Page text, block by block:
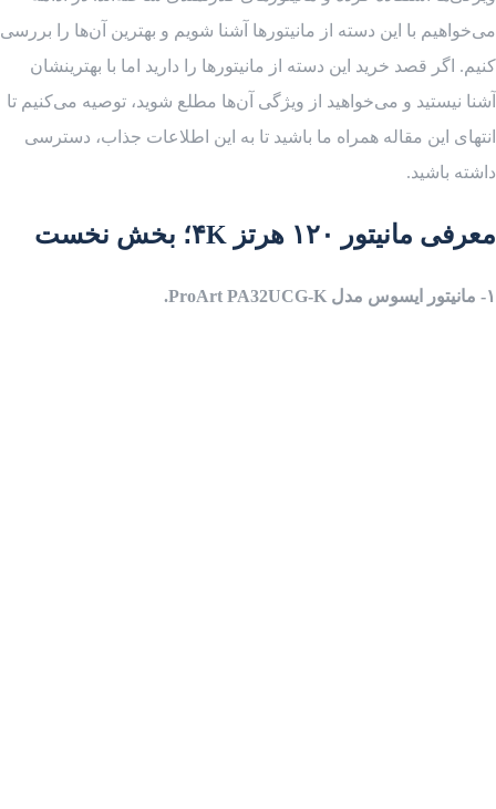
می‌خواهیم با این دسته از مانیتورها آشنا شویم و بهترین آن‌ها را بررسی
کنیم. اگر قصد خرید این دسته از مانیتورها را دارید اما با بهترینشان
آشنا نیستید و می‌خواهید از ویژگی آن‌ها مطلع شوید، توصیه می‌کنیم تا
انتهای این مقاله همراه ما باشید تا به این اطلاعات جذاب، دسترسی
داشته باشید.
معرفی مانیتور ۱۲۰ هرتز ۴K؛ بخش نخست
۱- مانیتور ایسوس مدل ProArt PA32UCG-K.